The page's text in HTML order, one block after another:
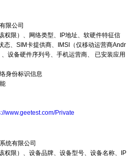
限公司
权限）、网络类型、IP地址、软硬件特征信
态、SIM卡提供商、IMSI（仅移动运营商Andr
设备硬件序列号、手机运营商、 已安装应用
身份标识信息
www.geetest.com/Private
统有限公司
权限）、设备品牌、设备型号、设备名称、IP